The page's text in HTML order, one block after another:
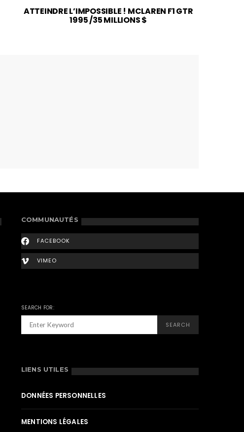
ATTEINDRE L’IMPOSSIBLE ! MCLAREN F1 GTR
1995 /35 MILLIONS $
COMMUNAUTÉS
FACEBOOK
VIMEO
SEARCH FOR:
SEARCH
LIENS UTILES
DONNÉES PERSONNELLES
MENTIONS LÉGALES